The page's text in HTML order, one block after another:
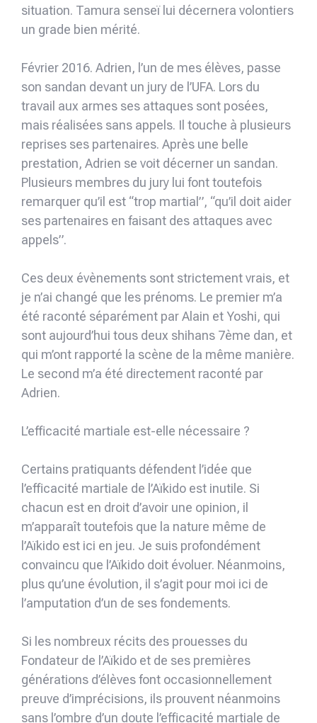
situation. Tamura senseï lui décernera volontiers
un grade bien mérité.
Février 2016. Adrien, l’un de mes élèves, passe
son sandan devant un jury de l’UFA. Lors du
travail aux armes ses attaques sont posées,
mais réalisées sans appels. Il touche à plusieurs
reprises ses partenaires. Après une belle
prestation, Adrien se voit décerner un sandan.
Plusieurs membres du jury lui font toutefois
remarquer qu’il est “trop martial”, “qu’il doit aider
ses partenaires en faisant des attaques avec
appels”.
Ces deux évènements sont strictement vrais, et
je n’ai changé que les prénoms. Le premier m’a
été raconté séparément par Alain et Yoshi, qui
sont aujourd’hui tous deux shihans 7ème dan, et
qui m’ont rapporté la scène de la même manière.
Le second m’a été directement raconté par
Adrien.
L’efficacité martiale est-elle nécessaire ?
Certains pratiquants défendent l’idée que
l’efficacité martiale de l’Aïkido est inutile. Si
chacun est en droit d’avoir une opinion, il
m’apparaît toutefois que la nature même de
l’Aïkido est ici en jeu. Je suis profondément
convaincu que l’Aïkido doit évoluer. Néanmoins,
plus qu’une évolution, il s’agit pour moi ici de
l’amputation d’un de ses fondements.
Si les nombreux récits des prouesses du
Fondateur de l’Aïkido et de ses premières
générations d’élèves font occasionnellement
preuve d’imprécisions, ils prouvent néanmoins
sans l’ombre d’un doute l’efficacité martiale de